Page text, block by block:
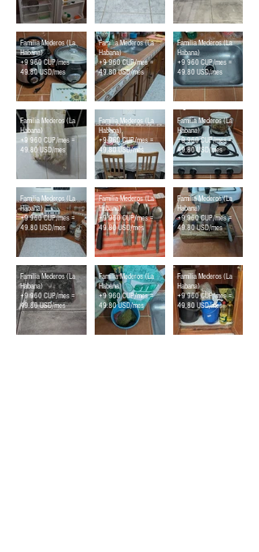
Familia Mederos (La
Habana)
+9 960 CUP/mes =
49.80 USD/mes
Familia Mederos (La
Habana)
+9 960 CUP/mes =
49.80 USD/mes
Familia Mederos (La
Habana)
+9 960 CUP/mes =
49.80 USD/mes
Familia Mederos (La
Habana)
+9 960 CUP/mes =
49.80 USD/mes
Familia Mederos (La
Habana)
+9 960 CUP/mes =
49.80 USD/mes
Familia Mederos (La
Habana)
+9 960 CUP/mes =
49.80 USD/mes
Familia Mederos (La
Habana)
+9 960 CUP/mes =
49.80 USD/mes
Familia Mederos (La
Habana)
+9 960 CUP/mes =
49.80 USD/mes
Familia Mederos (La
Habana)
+9 960 CUP/mes =
49.80 USD/mes
Familia Mederos (La
Habana)
+9 960 CUP/mes =
49.80 USD/mes
Familia Mederos (La
Habana)
+9 960 CUP/mes =
49.80 USD/mes
Familia Mederos (La
Habana)
+9 960 CUP/mes =
49.80 USD/mes